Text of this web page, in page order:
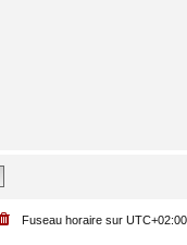
Fuseau horaire sur UTC+02:00